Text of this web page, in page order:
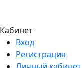
Кабинет
Вход
Регистрация